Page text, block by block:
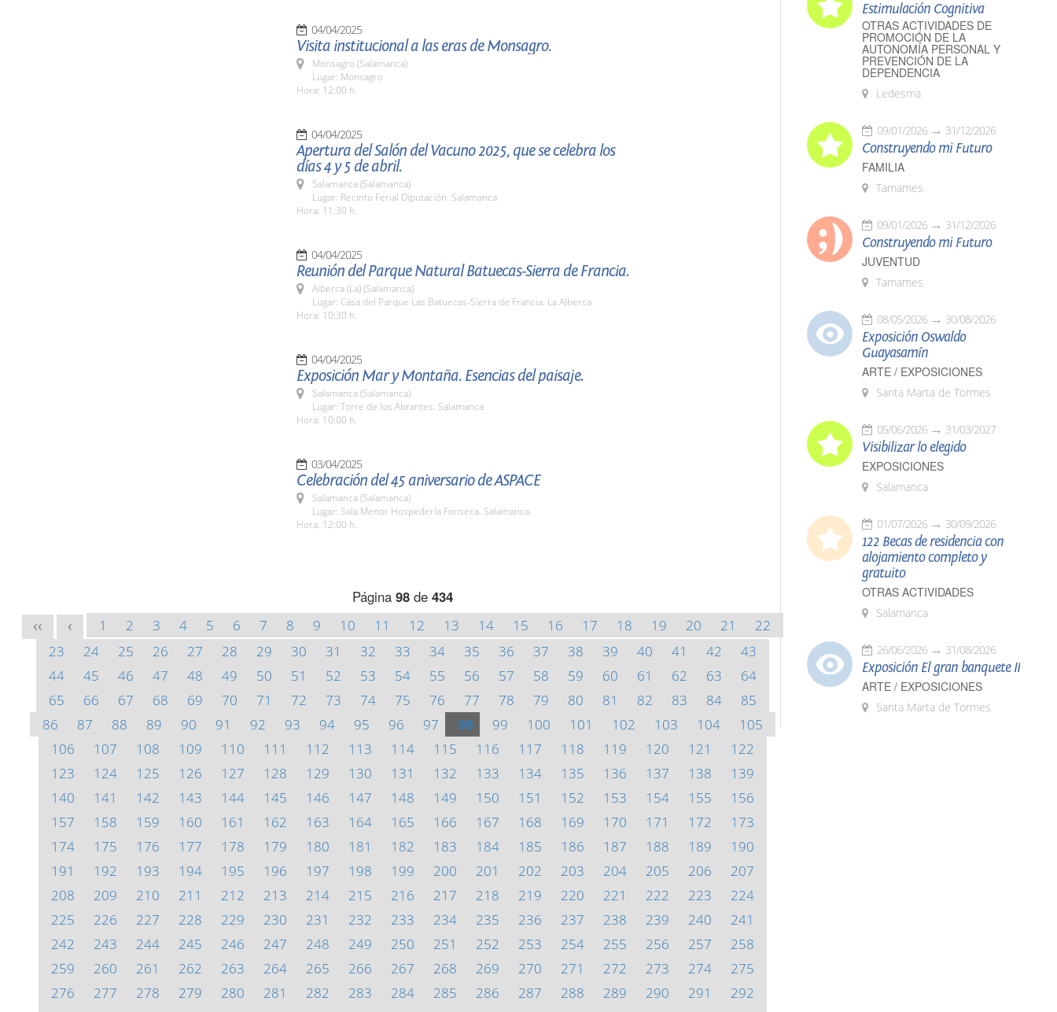
04/04/2025
Visita institucional a las eras de Monsagro.
Monsagro (Salamanca)
Lugar: Monsagro
Hora: 12:00 h.
04/04/2025
Apertura del Salón del Vacuno 2025, que se celebra los
días 4 y 5 de abril.
Salamanca (Salamanca)
Lugar: Recinto Ferial Diputación. Salamanca
Hora: 11:30 h.
04/04/2025
Reunión del Parque Natural Batuecas-Sierra de Francia.
Alberca (La) (Salamanca)
Lugar: Casa del Parque Las Batuecas-Sierra de Francia. La Alberca
Hora: 10:30 h.
04/04/2025
Exposición Mar y Montaña. Esencias del paisaje.
Salamanca (Salamanca)
Lugar: Torre de los Abrantes. Salamanca
Hora: 10:00 h.
03/04/2025
Celebración del 45 aniversario de ASPACE
Salamanca (Salamanca)
Lugar: Sala Menor Hospedería Fonseca. Salamanca.
Hora: 12:00 h.
Página 98 de 434
<< < 1 2 3 4 5 6 7 8 9 10 11 12 13 14 15 16 17 18 19 20 21
22
23
24 25 26 27 28 29 30 31 32 33 34 35 36 37 38 39 40 41 42
43
44
45 46 47 48 49 50 51 52 53 54 55 56 57 58 59 60 61 62 63
64
65
66 67 68 69 70 71 72 73 74 75 76 77 78 79 80 81 82 83 84
85
86
87 88 89 90 91 92 93 94 95 96 97 98 99 100 101 102 103 104
105
106
107 108 109 110 111 112 113 114 115 116 117 118 119 120 121
122
123
124 125 126 127 128 129 130 131 132 133 134 135 136 137 138
139
140
141 142 143 144 145 146 147 148 149 150 151 152 153 154 155
156
157
158 159 160 161 162 163 164 165 166 167 168 169 170 171 172
173
174
175 176 177 178 179 180 181 182 183 184 185 186 187 188 189
190
191
192 193 194 195 196 197 198 199 200 201 202 203 204 205 206
207
208
209 210 211 212 213 214 215 216 217 218 219 220 221 222 223
224
225
226 227 228 229 230 231 232 233 234 235 236 237 238 239 240
241
242
243 244 245 246 247 248 249 250 251 252 253 254 255 256 257
258
259
260 261 262 263 264 265 266 267 268 269 270 271 272 273 274
275
276
277 278 279 280 281 282 283 284 285 286 287 288 289 290 291
292
Estimulación Cognitiva
OTRAS ACTIVIDADES DE
PROMOCIÓN DE LA
AUTONOMÍA PERSONAL Y
PREVENCIÓN DE LA
DEPENDENCIA
Ledesma
09/01/2026 31/12/2026
Construyendo mi Futuro
FAMILIA
Tamames
09/01/2026 31/12/2026
Construyendo mi Futuro
JUVENTUD
Tamames
08/05/2026 30/08/2026
Exposición Oswaldo
Guayasamín
ARTE / EXPOSICIONES
Santa Marta de Tormes
05/06/2026 31/03/2027
Visibilizar lo elegido
EXPOSICIONES
Salamanca
01/07/2026 30/09/2026
122 Becas de residencia con
alojamiento completo y
gratuito
OTRAS ACTIVIDADES
Salamanca
26/06/2026 31/08/2026
Exposición El gran banquete II
ARTE / EXPOSICIONES
Santa Marta de Tormes